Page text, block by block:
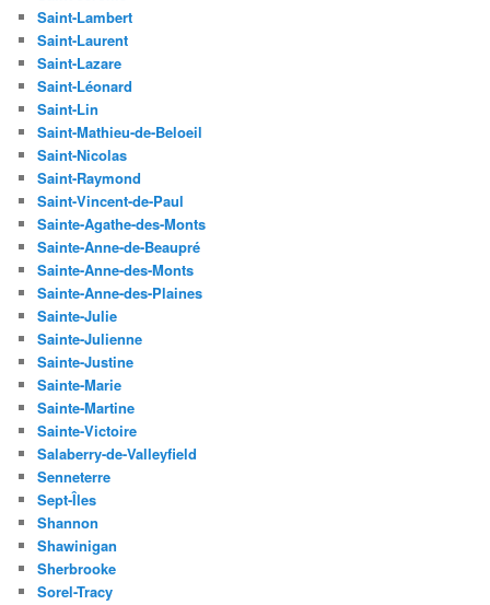
Saint-Lambert
Saint-Laurent
Saint-Lazare
Saint-Léonard
Saint-Lin
Saint-Mathieu-de-Beloeil
Saint-Nicolas
Saint-Raymond
Saint-Vincent-de-Paul
Sainte-Agathe-des-Monts
Sainte-Anne-de-Beaupré
Sainte-Anne-des-Monts
Sainte-Anne-des-Plaines
Sainte-Julie
Sainte-Julienne
Sainte-Justine
Sainte-Marie
Sainte-Martine
Sainte-Victoire
Salaberry-de-Valleyfield
Senneterre
Sept-Îles
Shannon
Shawinigan
Sherbrooke
Sorel-Tracy